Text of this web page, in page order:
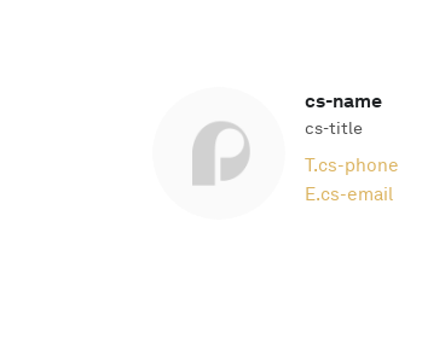
cs-name
cs-title
T.cs-phone
E.cs-email